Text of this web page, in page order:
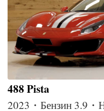
488 Pista
2023・Бензин 3.9